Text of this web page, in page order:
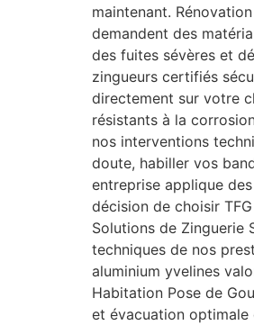
maintenant.
demandent des
des fuites sévères et
zingueurs certifiés
directement sur votre
résistants à la
nos interventions
doute, habiller vos
entreprise applique
décision de choisir
Solutions de Zinguerie
techniques de nos
aluminium yvelines
Habitation Pose de
et évacuation optimale